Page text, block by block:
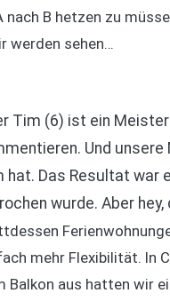
B hetzen zu
werden sehen…
Tim (6) ist ein
Und unsere
Das Resultat war
wurde. Aber
mehr Flexibilität. In
aus hatten wir